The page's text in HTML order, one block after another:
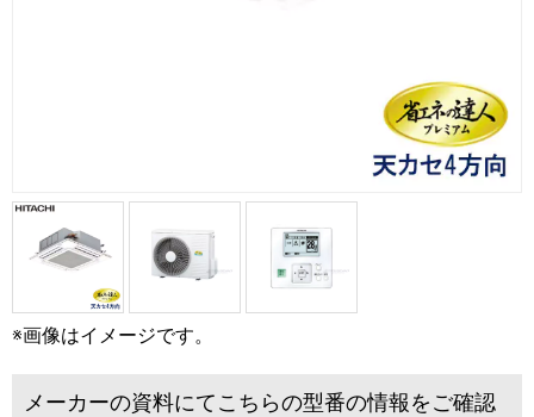
※画像はイメージです。
メーカーの資料にてこちらの型番の情報をご確認